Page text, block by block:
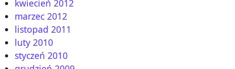
kwiecień 2012
marzec 2012
listopad 2011
luty 2010
styczeń 2010